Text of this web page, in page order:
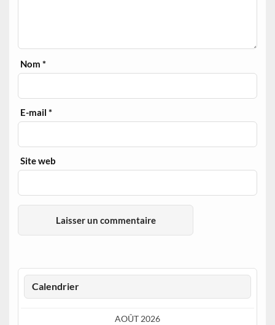
Nom*
E-mail*
Site web
Calendrier
AOÛT 2026